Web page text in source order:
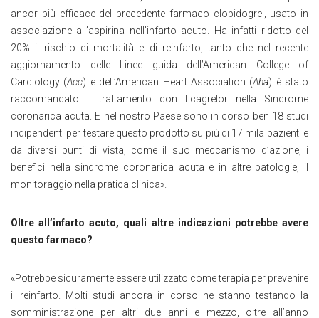
ancor più efficace del precedente farmaco clopidogrel, usato in
associazione all’aspirina nell’infarto acuto. Ha infatti ridotto del
20% il rischio di mortalità e di reinfarto, tanto che nel recente
aggiornamento delle Linee guida dell’American College of
Cardiology (Acc) e dell’American Heart Association (Aha) è stato
raccomandato il trattamento con ticagrelor nella Sindrome
coronarica acuta. E nel nostro Paese sono in corso ben 18 studi
indipendenti per testare questo prodotto su più di 17 mila pazienti e
da diversi punti di vista, come il suo meccanismo d’azione, i
benefici nella sindrome coronarica acuta e in altre patologie, il
monitoraggio nella pratica clinica».
Oltre all’infarto acuto, quali altre indicazioni potrebbe avere
questo farmaco?
«Potrebbe sicuramente essere utilizzato come terapia per prevenire
il reinfarto. Molti studi ancora in corso ne stanno testando la
somministrazione per altri due anni e mezzo, oltre all’anno